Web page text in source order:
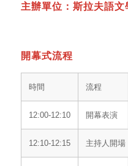
主辦單位：斯拉夫語
開幕式流程
時間 流程
12:00-12:10 開幕表演
12:10-12:15 主持人開場